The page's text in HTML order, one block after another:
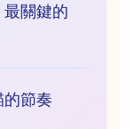
關鍵的
節奏